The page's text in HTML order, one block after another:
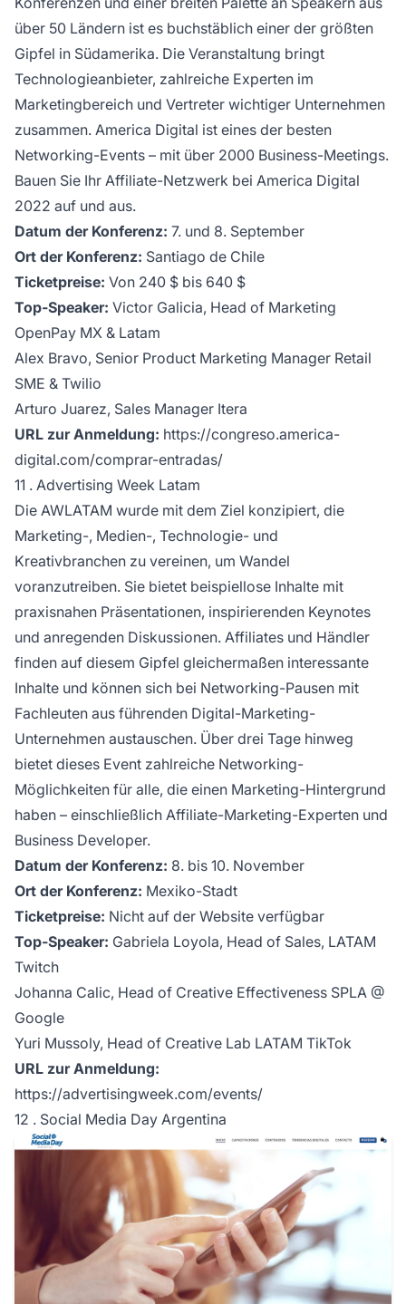
über 50 Ländern ist es buchstäblich einer der größten
Gipfel in Südamerika. Die Veranstaltung bringt
Technologieanbieter, zahlreiche Experten im
Marketingbereich und Vertreter wichtiger Unternehmen
zusammen. America Digital ist eines der besten
Networking-Events – mit über 2000 Business-Meetings.
Bauen Sie Ihr Affiliate-Netzwerk bei America Digital
2022 auf und aus.
Datum der Konferenz: 7. und 8. September
Ort der Konferenz: Santiago de Chile
Ticketpreise: Von 240 $ bis 640 $
Top-Speaker: Victor Galicia, Head of Marketing
OpenPay MX & Latam
Alex Bravo, Senior Product Marketing Manager Retail
SME & Twilio
Arturo Juarez, Sales Manager Itera
URL zur Anmeldung: https://congreso.america-
digital.com/comprar-entradas/
11 . Advertising Week Latam
Die AWLATAM wurde mit dem Ziel konzipiert, die
Marketing-, Medien-, Technologie- und
Kreativbranchen zu vereinen, um Wandel
voranzutreiben. Sie bietet beispiellose Inhalte mit
praxisnahen Präsentationen, inspirierenden Keynotes
und anregenden Diskussionen. Affiliates und Händler
finden auf diesem Gipfel gleichermaßen interessante
Inhalte und können sich bei Networking-Pausen mit
Fachleuten aus führenden Digital-Marketing-
Unternehmen austauschen. Über drei Tage hinweg
bietet dieses Event zahlreiche Networking-
Möglichkeiten für alle, die einen Marketing-Hintergrund
haben – einschließlich Affiliate-Marketing-Experten und
Business Developer.
Datum der Konferenz: 8. bis 10. November
Ort der Konferenz: Mexiko-Stadt
Ticketpreise: Nicht auf der Website verfügbar
Top-Speaker: Gabriela Loyola, Head of Sales, LATAM
Twitch
Johanna Calic, Head of Creative Effectiveness SPLA @
Google
Yuri Mussoly, Head of Creative Lab LATAM TikTok
URL zur Anmeldung:
https://advertisingweek.com/events/
12 . Social Media Day Argentina